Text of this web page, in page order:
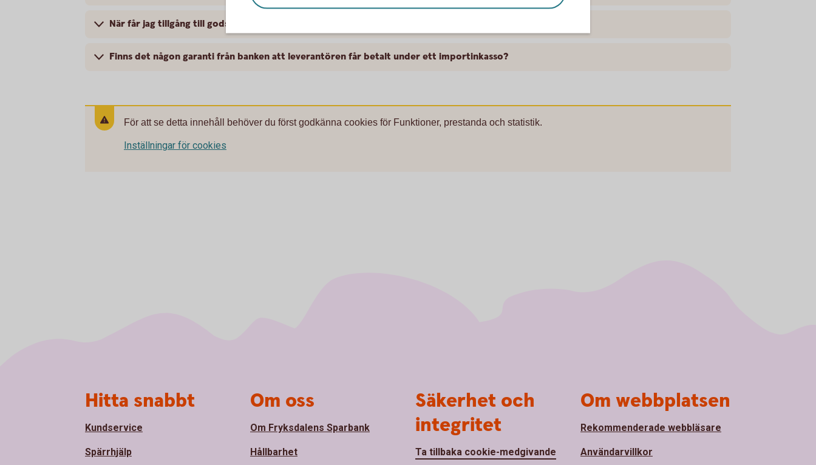
När får jag tillgång till godset under ett importinkasso?
Finns det någon garanti från banken att leverantören får betalt under ett importinkasso?
För att se detta innehåll behöver du först godkänna cookies för Funktioner, prestanda och statistik.
Inställningar för cookies
Hitta snabbt
Kundservice
Spärrhjälp
Om oss
Om Fryksdalens Sparbank
Hållbarhet
Säkerhet och
integritet
Ta tillbaka cookie-medgivande
Om webbplatsen
Rekommenderade webbläsare
Användarvillkor